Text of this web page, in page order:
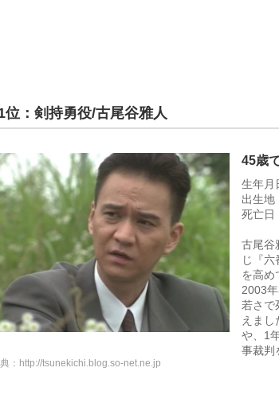
位：剣持勇役/古尾谷雅人
45歳
生年月
出生地
死亡日
古尾谷
じ『
を高め
2003
若さで
えまし
や、1
事裁判
： http://tsunekichi.blog.so-net.ne.jp